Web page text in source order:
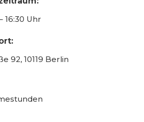
16:30 Uhr
92, 10119 Berlin